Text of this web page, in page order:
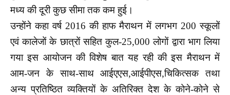
मध्य की दूरी कुछ सीमा तक कम हुई।
उन्होंने कहा वर्ष 2016 की हाफ मैराथन में लगभग 200 स्कूलों
एवं कालेजों के छात्रों सहित कुल-25,000 लोगों द्वारा भाग लिया
गया इस आयोजन की विशेष बात यह रही की इस मैराथन में
आम-जन के साथ-साथ आईएएस,आईपीएस,चिकित्सक तथा
अन्य प्रतिष्ठित व्यक्तियों के अतिरिक्त देश के कोने-कोने से